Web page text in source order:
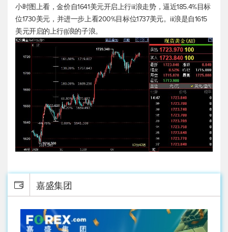
小时图上看，金价自1641美元开启上行iii浪走势，逼近185.4%目标
位1730美元，并进一步上看200%目标位1737美元。iii浪是自1615
美元开启的上行(i)浪的子浪。
嘉盛集团